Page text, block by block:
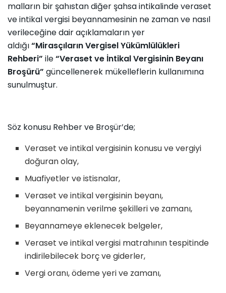
malların bir şahıstan diğer şahsa intikalinde veraset
ve intikal vergisi beyannamesinin ne zaman ve nasıl
verileceğine dair açıklamaların yer
aldığı“Mirasçıların Vergisel Yükümlülükleri
Rehberi” ile“Veraset ve İntikal Vergisinin Beyanı
Broşürü” güncellenerek mükelleflerin kullanımına
sunulmuştur.
Söz konusu Rehber ve Broşür’de;
Veraset ve intikal vergisinin konusu ve vergiyi
doğuran olay,
Muafiyetler ve istisnalar,
Veraset ve intikal vergisinin beyanı,
beyannamenin verilme şekilleri ve zamanı,
Beyannameye eklenecek belgeler,
Veraset ve intikal vergisi matrahının tespitinde
indirilebilecek borç ve giderler,
Vergi oranı, ödeme yeri ve zamanı,